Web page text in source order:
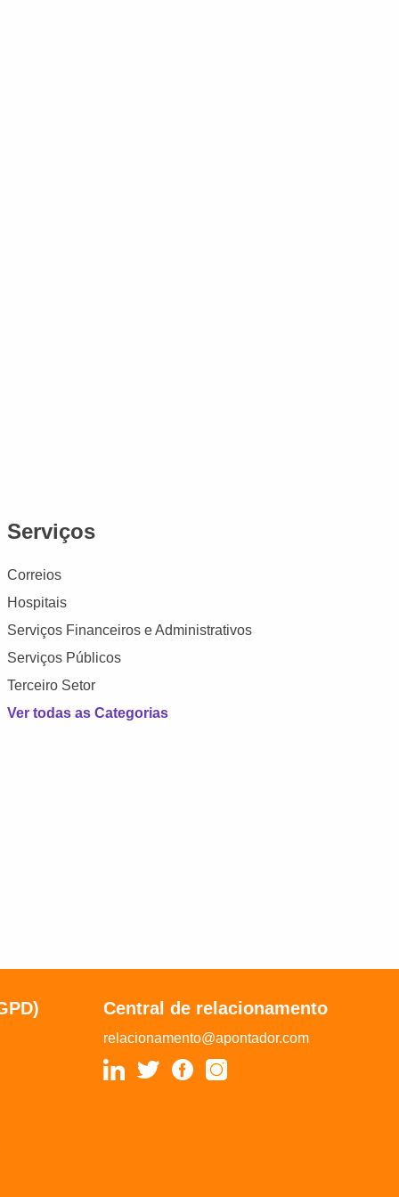
Serviços
Correios
Hospitais
Serviços Financeiros e Administrativos
Serviços Públicos
Terceiro Setor
Ver todas as Categorias
Central de relacionamento
relacionamento@apontador.com